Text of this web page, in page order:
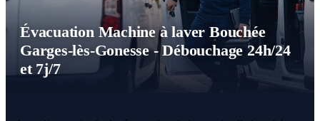
Évacuation Machine à laver Bouchée
Garges-lès-Gonesse - Débouchage 24h/24
et 7j/7